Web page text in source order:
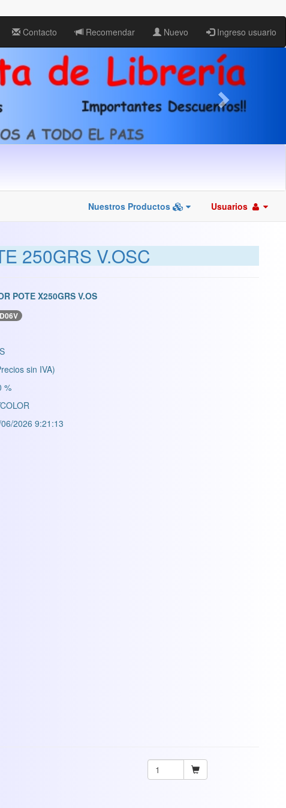
Contacto Recomendar Nuevo Ingreso usuario
Nuestros Productos Usuarios
250GRS V.OSC
POTE X250GRS V.OS
sin IVA)
%
2026 9:21:13